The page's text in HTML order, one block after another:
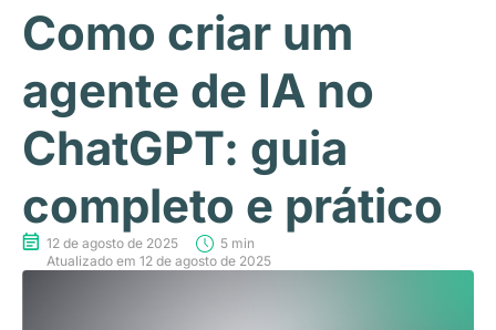
Como criar um
agente de IA no
ChatGPT: guia
completo e prático
12 de agosto de 2025
5 min
Atualizado em 12 de agosto de 2025